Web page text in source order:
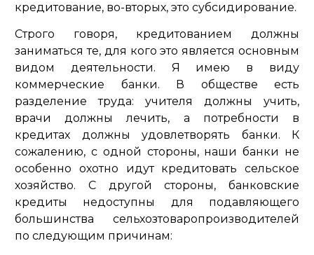
кредитование, во-вторых, это субсидирование.
Строго говоря, кредитованием должны
заниматься те, для кого это является основным
видом деятельности. Я имею в виду
коммерческие банки. В обществе есть
разделение труда: учителя должны учить,
врачи должны лечить, а потребности в
кредитах должны удовлетворять банки. К
сожалению, с одной стороны, наши банки не
особенно охотно идут кредитовать сельское
хозяйство. С другой стороны, банковские
кредиты недоступны для подавляющего
большинства сельхозтоваропроизводителей
по следующим причинам: